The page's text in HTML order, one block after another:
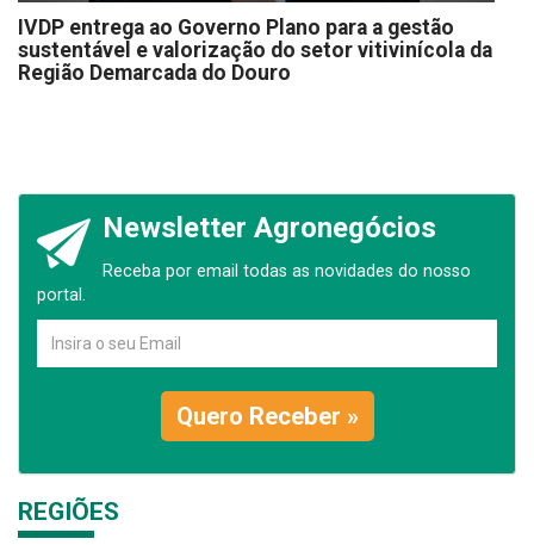
IVDP entrega ao Governo Plano para a gestão
sustentável e valorização do setor vitivinícola da
Região Demarcada do Douro
Newsletter Agronegócios
Receba por email todas as novidades do nosso
portal.
Quero Receber »
REGIÕES